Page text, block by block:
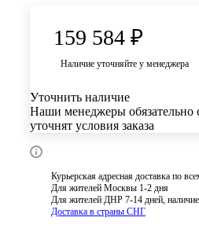
159 584 ₽
Наличие уточняйте у менеджера
Уточнить наличие
Наши менеджеры обязательно
уточнят условия заказа
Курьерская адресная доставка по
Для жителей Москвы 1-2 дня
Для жителей ДНР 7-14 дней,
Доставка в страны СНГ